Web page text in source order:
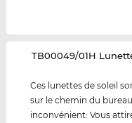
‌TB00049/01H
Ces lunettes de soleil
sur le chemin du
inconvénient: Vous